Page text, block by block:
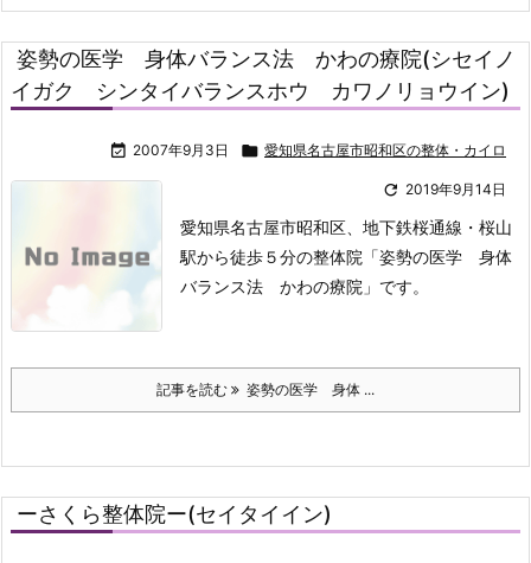
姿勢の医学 身体バランス法 かわの療院(シセイノ
イガク シンタイバランスホウ カワノリョウイン)
 2007年9月3日  愛知県名古屋市昭和区の整体・カイロ
 2019年9月14日
愛知県名古屋市昭和区、地下鉄桜通線・桜山
駅から徒歩５分の整体院「姿勢の医学 身体
バランス法 かわの療院」です。
記事を読む 姿勢の医学 身体 ...
ーさくら整体院ー(セイタイイン)